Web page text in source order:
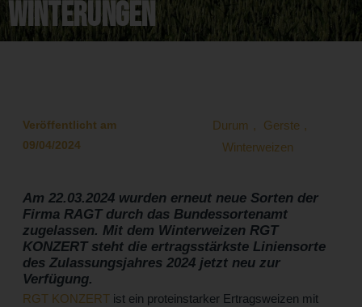
Winterungen
Veröffentlicht am
09/04/2024
Durum , Gerste ,
Winterweizen
Am 22.03.2024 wurden erneut neue Sorten der
Firma RAGT durch das Bundessortenamt
zugelassen. Mit dem Winterweizen RGT
KONZERT steht die ertragsstärkste Liniensorte
des Zulassungsjahres 2024 jetzt neu zur
Verfügung.
RGT KONZERTist ein proteinstarker Ertragsweizen mit